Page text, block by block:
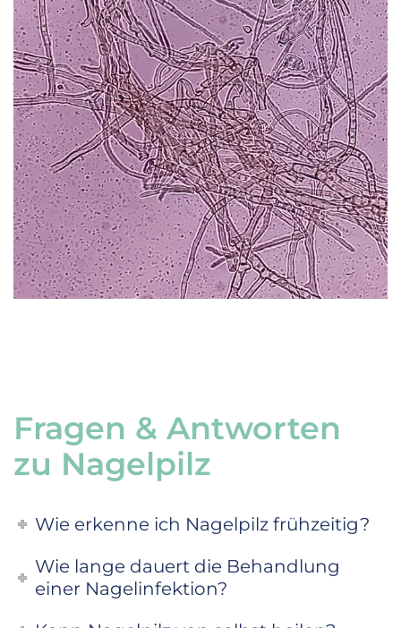
Fragen & Antworten
zu Nagelpilz
Wie erkenne ich Nagelpilz frühzeitig?
Wie lange dauert die Behandlung
einer Nagelinfektion?